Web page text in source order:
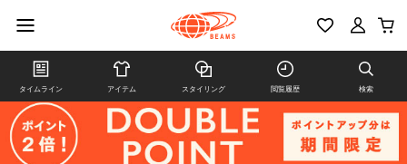
タイムライン アイテム スタイリング 閲覧履歴 検索